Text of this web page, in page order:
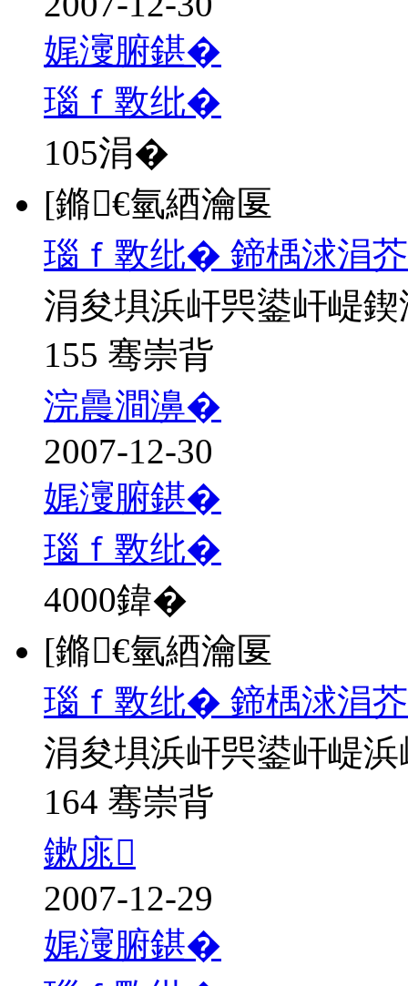
娓濅腑鍖�
瑙ｆ斁纰�
105涓�
[鏅€氫綇瀹匽
瑙ｆ斁纰� 鍗楀浗涓
涓夋埧浜屽巺鍙屽崼
155 骞崇背
浣曟澗濞�
2007-12-30
娓濅腑鍖�
瑙ｆ斁纰�
4000鍏�
[鏅€氫綇瀹匽
瑙ｆ斁纰� 鍗楀浗涓
涓夋埧浜屽巺鍙屽崼
164 骞崇背
鏉庣
2007-12-29
娓濅腑鍖�